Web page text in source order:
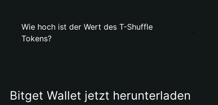
Wie hoch ist der Wert des T-Shuffle
Tokens?
Bitget Wallet jetzt herunterladen